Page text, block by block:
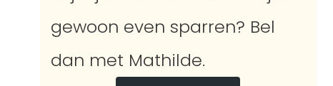
gewoon even sparren? Bel
dan met Mathilde.